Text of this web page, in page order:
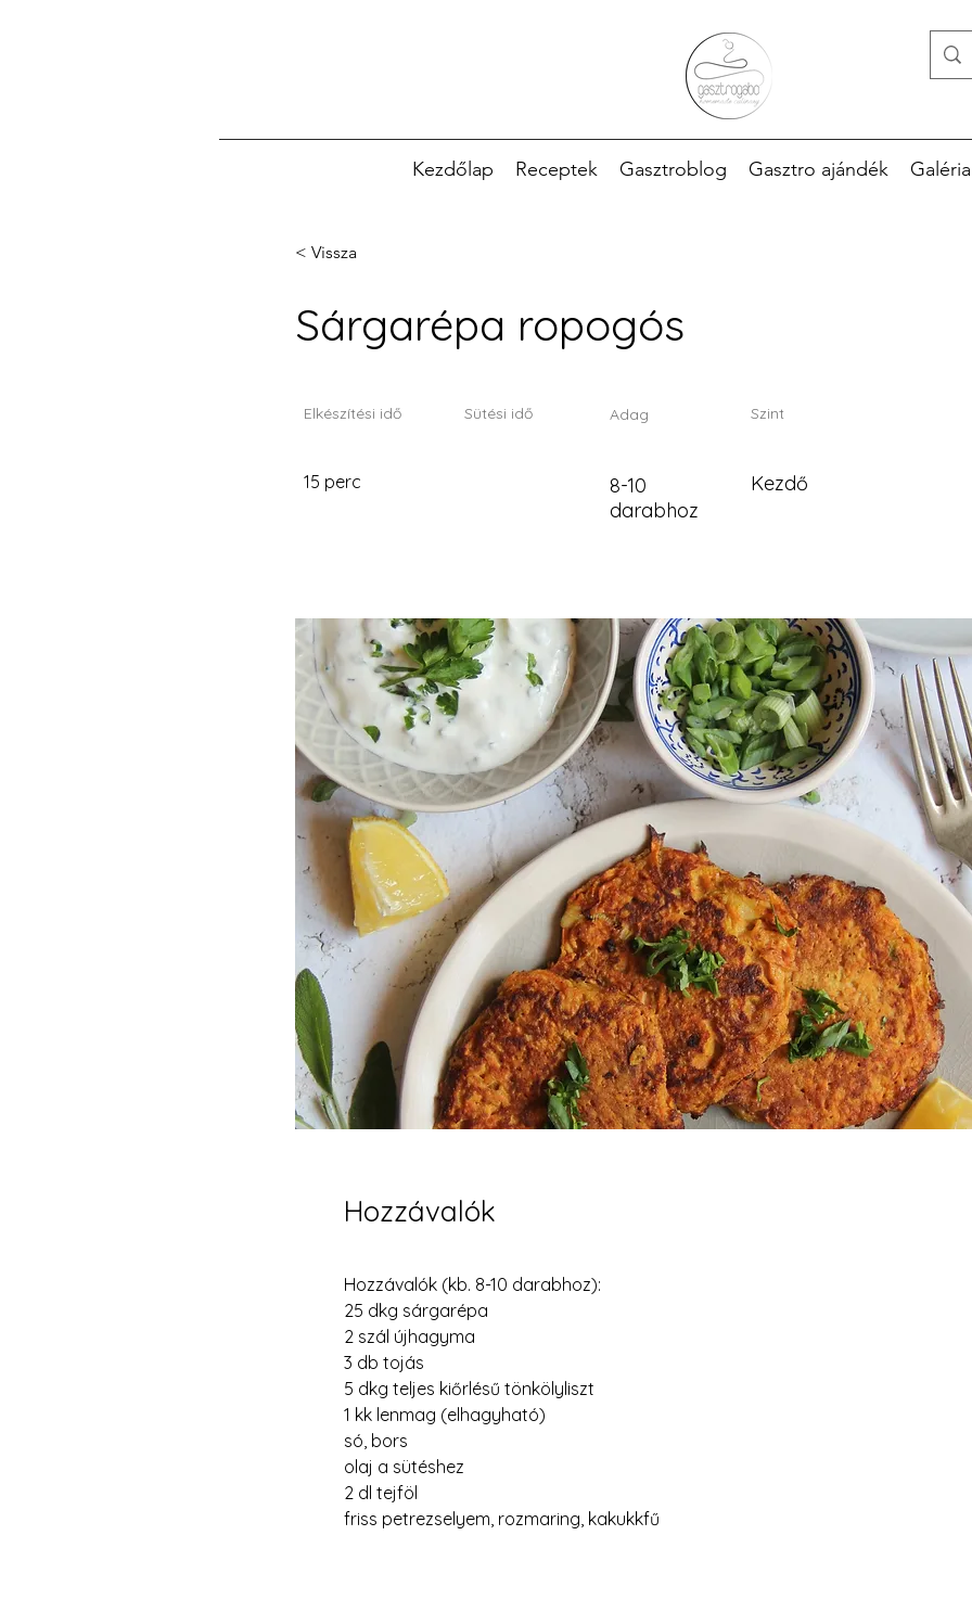
Kezdőlap Receptek Gasztroblog Gasztro ajándék Galéria
< Vissza
Sárgarépa ropogós
Elkészítési idő Sütési idő Adag Szint
15 perc
8-10
darabhoz
Kezdő
Hozzávalók
Hozzávalók (kb. 8-10 darabhoz):
25 dkg sárgarépa
2 szál újhagyma
3 db tojás
5 dkg teljes kiőrlésű tönkölyliszt
1 kk lenmag (elhagyható)
só, bors
olaj a sütéshez
2 dl tejföl
friss petrezselyem, rozmaring, kakukkfű